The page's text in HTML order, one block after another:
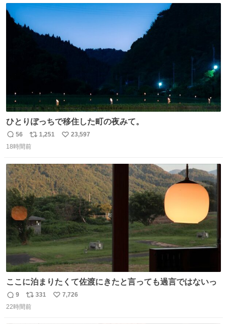
わ！！！！！！！！！！！！！！！！！！！！
ト
数
ひとりぼっちで移住した町の夜みて。
返
信
56
リ
ポ
ト
数
1,251
い
数
23,597
18時間前
ここに泊まりたくて佐渡にきたと言っても過言ではないっ
返
信
9
リ
ポ
331
い
7,726
22時間前